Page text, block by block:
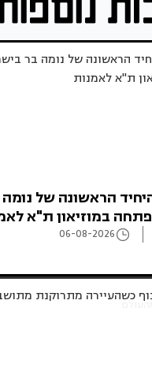
הראשונה של
במוזיאון ת"א
06-08-2026